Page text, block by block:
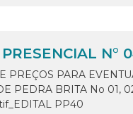
N°
PREÇOS PARA
PEDRA BRITA No 01,
PP40